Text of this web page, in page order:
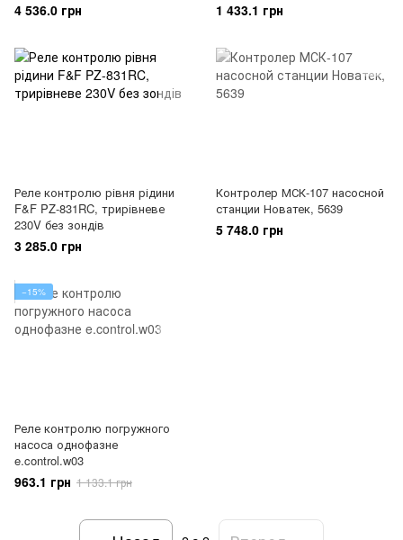
4 536.0 грн 1 433.1 грн
Реле контролю рівня рідини
F&F PZ-831RC, трирівневе
230V без зондів
3 285.0 грн
Контролер МСК-107 насосной
станции Новатек, 5639
5 748.0 грн
−15%
Реле контролю погружного
насоса однофазне
e.control.w03
963.1 грн 1 133.1 грн